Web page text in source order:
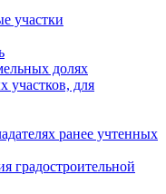
участки
долях
участков, для
ранее учтенных
градостроительной